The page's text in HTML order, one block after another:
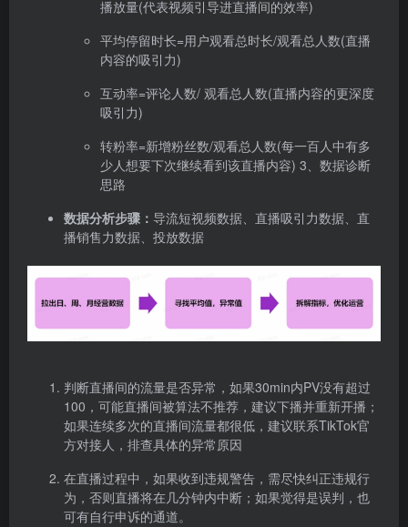
播放量(代表视频引导进直播间的效率)
平均停留时长=用户观看总时长/观看总人数(直播
内容的吸引力)
互动率=评论人数/ 观看总人数(直播内容的更深度
吸引力)
转粉率=新增粉丝数/观看总人数(每一百人中有多
少人想要下次继续看到该直播内容) 3、数据诊断
思路
数据分析步骤： 导流短视频数据、直播吸引力数据、直
播销售力数据、投放数据
判断直播间的流量是否异常，如果30min内PV没有超过
100，可能直播间被算法不推荐，建议下播并重新开播；
如果连续多次的直播间流量都很低，建议联系TikTok官
方对接人，排查具体的异常原因
在直播过程中，如果收到违规警告，需尽快纠正违规行
为，否则直播将在几分钟内中断；如果觉得是误判，也
可有自行申诉的通道。